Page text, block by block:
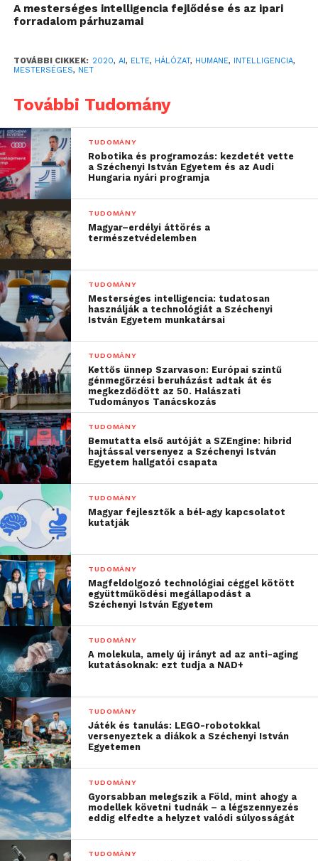
intelligencia területén.
oldaláról tervezett kutatások támogatják az orvosok
körben kiterjesztett intelligencia (augmented
a terápia és utánkövetés esetében, illetve
monitorozást és aktív segítségnyújtást céloznak.
Alkalmazási területek a pszichiátria területén
elsősorban a poszttraumás stressz szindróma,
depresszió és autizmus, míg a radiológia esetében
az orvosi képalkotó eljárásokkal kapott leletek
kiértékelése. A kép-, beszéd- és videóelemzésből
származó nagy mennyiségű adat gépi feldolgozása,
valamint a gépi javaslattétel kiszélesíti az orvosok
lehetőségeit a legmegfelelőbb döntések
meghozatalában.
Az ELTE részvételét az Informatikai Kar Mesterséges
Intelligencia Tanszéke koordinálja a
Természettudományi Kar Fizikai és Matematikai
Intézetének részvételével. Az Informatikai Karon a
Mesterséges Intelligencia Tanszék mellett több
másik tanszék is részt vesz a munkában az
interakció összetett szoftverigénye és az orvosi
minőségellenőrzési követelmények miatt. A
Természettudományi Karon a Komplex Rendszerek
Fizikája Tanszék és a Matematikai Intézet
Mesterséges Intelligencia Kutatócsoportja az
ezirányú alap- és alkalmazott kutatási
tevékenységben szerzett tapasztalataival és
kimagasló eredményeivel támogatja a munkát.
AHorizon 2020európai kutatási program keretében
létrejövő kiválósági központban való magyar
részvétellel jelentősen bővül az ELTE kutatóinak
lehetősége, hogy vezető európai egyetemekkel és
ipari szereplőkkel együttműködésben szerepet
vállaljanak az EU mesterséges intelligencia
stratégiájának megvalósításában, a mesterséges
intelligencia európai arculatának megteremtésében.
A mesterséges intelligencia fejlődése és az ipari
forradalom párhuzamai
TOVÁBBI CIKKEK: 2020, AI, ELTE, HÁLÓZAT, HUMANE, INTELLIGENCIA,
MESTERSÉGES, NET
További Tudomány
TUDOMÁNY
Robotika és programozás: kezdetét vette
a Széchenyi István Egyetem és az Audi
Hungaria nyári programja
TUDOMÁNY
Magyar–erdélyi áttörés a
természetvédelemben
TUDOMÁNY
Mesterséges intelligencia: tudatosan
használják a technológiát a Széchenyi
István Egyetem munkatársai
TUDOMÁNY
Kettős ünnep Szarvason: Európai szintű
génmegőrzési beruházást adtak át és
megkezdődött az 50. Halászati
Tudományos Tanácskozás
TUDOMÁNY
Bemutatta első autóját a SZEngine: hibrid
hajtással versenyez a Széchenyi István
Egyetem hallgatói csapata
TUDOMÁNY
Magyar fejlesztők a bél-agy kapcsolatot
kutatják
TUDOMÁNY
Magfeldolgozó technológiai céggel kötött
együttműködési megállapodást a
Széchenyi István Egyetem
TUDOMÁNY
A molekula, amely új irányt ad az anti-aging
kutatásoknak: ezt tudja a NAD+
TUDOMÁNY
Játék és tanulás: LEGO-robotokkal
versenyeztek a diákok a Széchenyi István
Egyetemen
TUDOMÁNY
Gyorsabban melegszik a Föld, mint ahogy a
modellek követni tudnák – a légszennyezés
eddig elfedte a helyzet valódi súlyosságát
TUDOMÁNY